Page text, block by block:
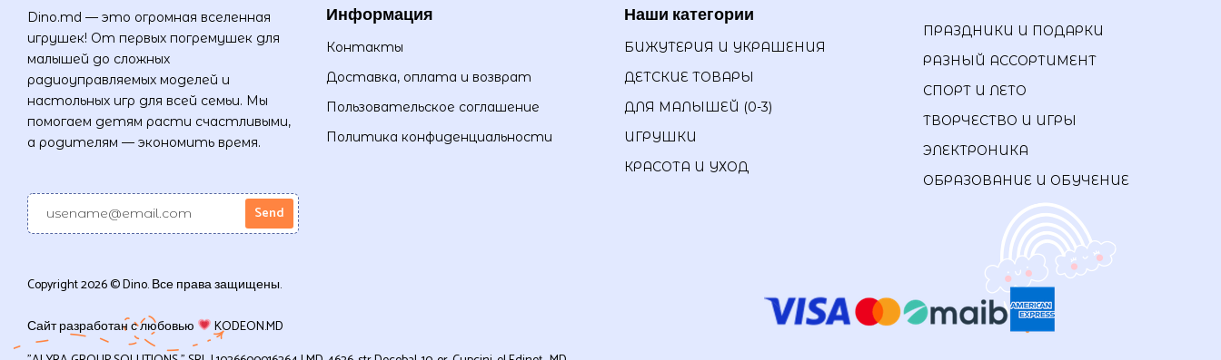
Dino.md — это огромная вселенная
игрушек! От первых погремушек для
малышей до сложных
радиоуправляемых моделей и
настольных игр для всей семьи. Мы
помогаем детям расти счастливыми,
а родителям — экономить время.
Информация
Контакты
Доставка, оплата и возврат
Пользовательское соглашение
Политика конфиденциальности
Наши категории
БИЖУТЕРИЯ И УКРАШЕНИЯ
ДЕТСКИЕ ТОВАРЫ
ДЛЯ МАЛЫШЕЙ (0-3)
ИГРУШКИ
КРАСОТА И УХОД
ПРАЗДНИКИ И ПОДАРКИ
РАЗНЫЙ АССОРТИМЕНТ
СПОРТ И ЛЕТО
ТВОРЧЕСТВО И ИГРЫ
ЭЛЕКТРОНИКА
ОБРАЗОВАНИЕ И ОБУЧЕНИЕ
Copyright 2026 © Dino. Все права защищены.
Сайт разработан с любовью
KODEON.MD